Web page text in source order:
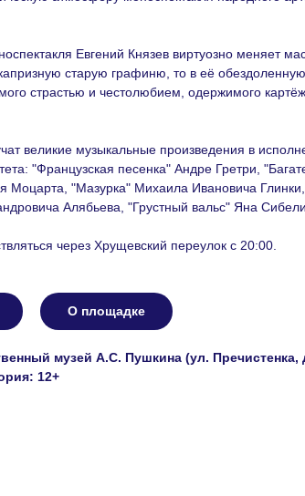
Евгений Князев виртуозно меняет
старую графиню, то в её
страстью и честолюбием, одержимого
великие музыкальные произведения в
"Французская песенка" Андре Гретри,
Моцарта, "Мазурка" Михаила Ивановича
Алябьева, "Грустный вальс" Яна
через Хрущевский переулок с 20:00.
О площадке
музей А.С. Пушкина (ул. Пречистенка,
12+